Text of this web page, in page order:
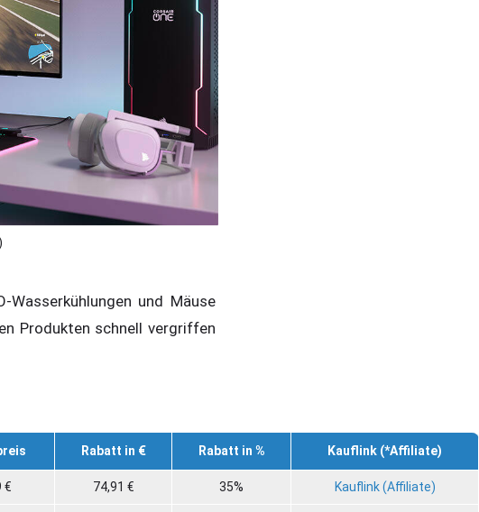
und Mäuse
Produkten schnell vergriffen
Rabatt in € Rabatt in % Kauflink (*Affiliate)
€ 74,91 € 35% Kauflink (Affiliate)